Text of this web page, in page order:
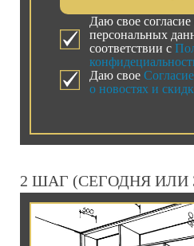
Даю свое
персональных
соответствии с
Даю свое
о новостях и
2 ШАГ (СЕГОДНЯ ИЛИ